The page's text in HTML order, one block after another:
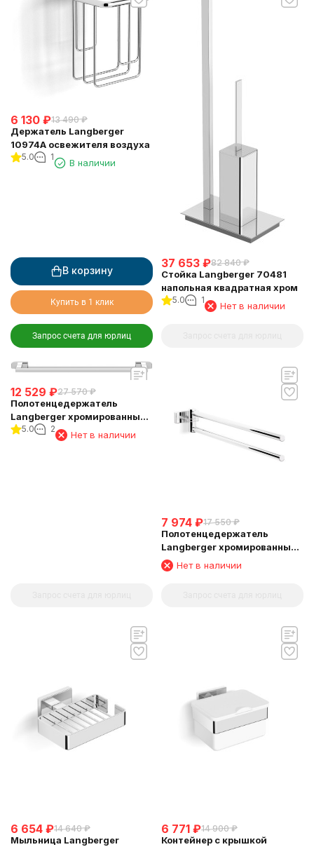
6 130 ₽13 490 ₽
Держатель Langberger
10974A освежителя воздуха
5.0 1
В наличии
В корзину
Купить в 1 клик
Запрос счета для юрлиц
37 653 ₽82 840 ₽
Стойка Langberger 70481
напольная квадратная хром
5.0 1
Нет в наличии
12 529 ₽27 570 ₽
Полотенцедержатель
Langberger хромированный
к стене одинарный 60 см
5.0 2
Нет в наличии
7 974 ₽17 550 ₽
Полотенцедержатель
Langberger хромированный
к стене двойной поворотный
10908A
Нет в наличии
6 654 ₽14 640 ₽
Мыльница Langberger
6 771 ₽14 900 ₽
Контейнер с крышкой